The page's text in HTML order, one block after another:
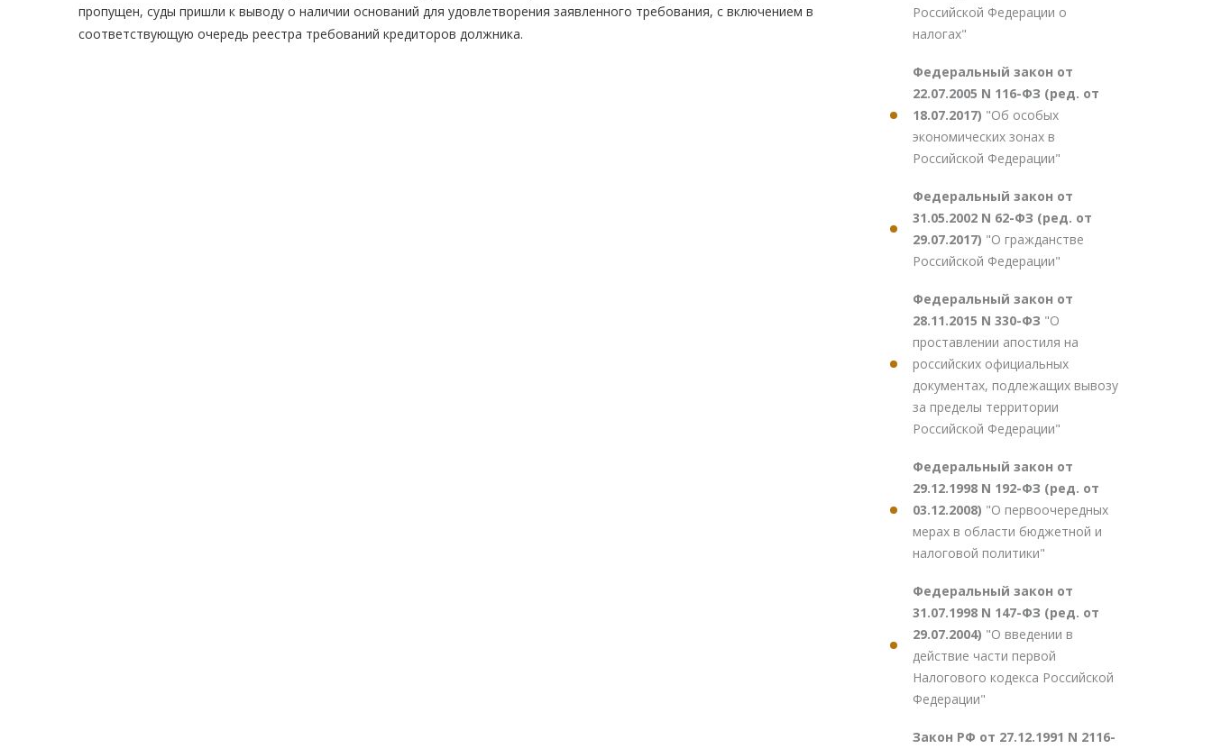
пропущен, суды пришли к выводу о наличии оснований для удовлетворения заявленного требования, с включением в
соответствующую очередь реестра требований кредиторов должника.
Российской Федерации о
налогах"
Федеральный закон от
22.07.2005 N 116-ФЗ (ред. от
18.07.2017) "Об особых
экономических зонах в
Российской Федерации"
Федеральный закон от
31.05.2002 N 62-ФЗ (ред. от
29.07.2017) "О гражданстве
Российской Федерации"
Федеральный закон от
28.11.2015 N 330-ФЗ "О
проставлении апостиля на
российских официальных
документах, подлежащих вывозу
за пределы территории
Российской Федерации"
Федеральный закон от
29.12.1998 N 192-ФЗ (ред. от
03.12.2008) "О первоочередных
мерах в области бюджетной и
налоговой политики"
Федеральный закон от
31.07.1998 N 147-ФЗ (ред. от
29.07.2004) "О введении в
действие части первой
Налогового кодекса Российской
Федерации"
Закон РФ от 27.12.1991 N 2116-